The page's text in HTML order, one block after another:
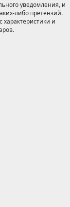
уведомления, и
либо претензий.
характеристики и